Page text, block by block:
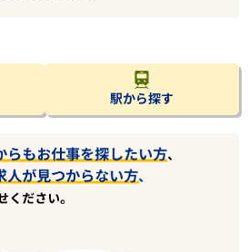
駅から探す